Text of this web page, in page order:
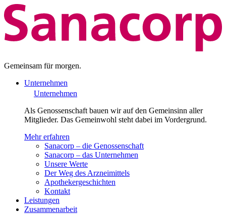
Gemeinsam für morgen.
Unternehmen
Unternehmen
Als Genossenschaft bauen wir auf den Gemeinsinn aller
Mitglieder. Das Gemeinwohl steht dabei im Vordergrund.
Mehr erfahren
Sanacorp – die Genossenschaft
Sanacorp – das Unternehmen
Unsere Werte
Der Weg des Arzneimittels
Apothekergeschichten
Kontakt
Leistungen
Zusammenarbeit